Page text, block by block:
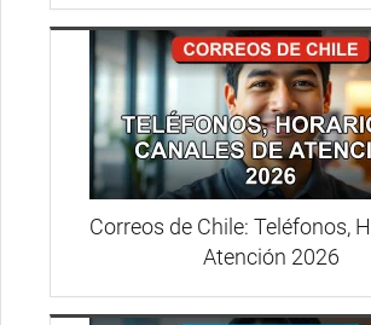
Correos de Chile: Teléfonos,
Atención 2026